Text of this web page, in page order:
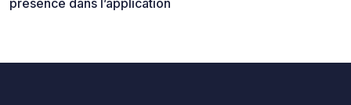
présence dans l’application